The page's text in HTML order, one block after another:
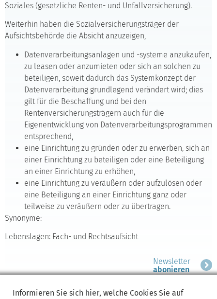
Soziales (gesetzliche Renten- und Unfallversicherung).
Weiterhin haben die Sozialversicherungsträger der
Aufsichtsbehörde die Absicht anzuzeigen,
Datenverarbeitungsanlagen und -systeme anzukaufen,
zu leasen oder anzumieten oder sich an solchen zu
beteiligen, soweit dadurch das Systemkonzept der
Datenverarbeitung grundlegend verändert wird; dies
gilt für die Beschaffung und bei den
Rentenversicherungsträgern auch für die
Eigenentwicklung von Datenverarbeitungsprogrammen
entsprechend,
eine Einrichtung zu gründen oder zu erwerben, sich an
einer Einrichtung zu beteiligen oder eine Beteiligung
an einer Einrichtung zu erhöhen,
eine Einrichtung zu veräußern oder aufzulösen oder
eine Beteiligung an einer Einrichtung ganz oder
teilweise zu veräußern oder zu übertragen.
Synonyme:
Lebenslagen: Fach- und Rechtsaufsicht
Newsletter
abonieren
Informieren Sie sich hier, welche Cookies Sie auf